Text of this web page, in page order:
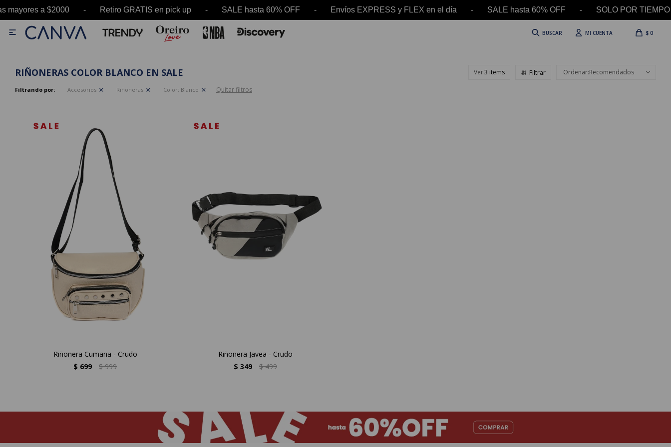
mayores a $2000 - Retiro GRATIS en pick up - SALE hasta 60% OFF - Envíos EXPRESS y FLEX en el día - SALE hasta 60% OFF - SOLO POR TIEMPO
$ 0

RIÑONERAS COLOR BLANCO EN SALE Ver Recomendados
Filtrando por: Accesorios Riñoneras Color: Blanco Quitar filtros
Riñonera Cumana - Crudo
$ 699 $ 999
Riñonera Javea - Crudo
$ 349 $ 499